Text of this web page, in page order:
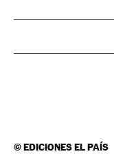
©EDICIONES EL PAÍS